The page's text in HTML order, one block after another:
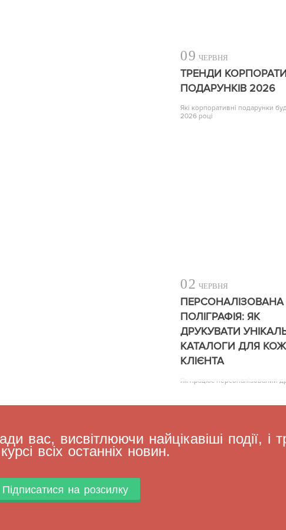
09 ЧЕРВНЯ
ТРЕНДИ
ПОДАРУНКІВ 2026
Які корпоративні подарунки
2026 році
02 ЧЕРВНЯ
ПЕРСОНАЛІЗОВАНА
ПОЛІГРАФІЯ: ЯК
ДРУКУВАТИ
КАТАЛОГИ ДЛЯ
КЛІЄНТА
Як працює персоналізований
вас, висвітлюючи найцікавіші події, і
всіх останніх новин.
Підписатися на розсилку